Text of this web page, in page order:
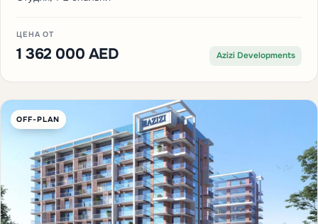
ЦЕНА ОТ
1 362 000 AED Azizi Developments
OFF-PLAN